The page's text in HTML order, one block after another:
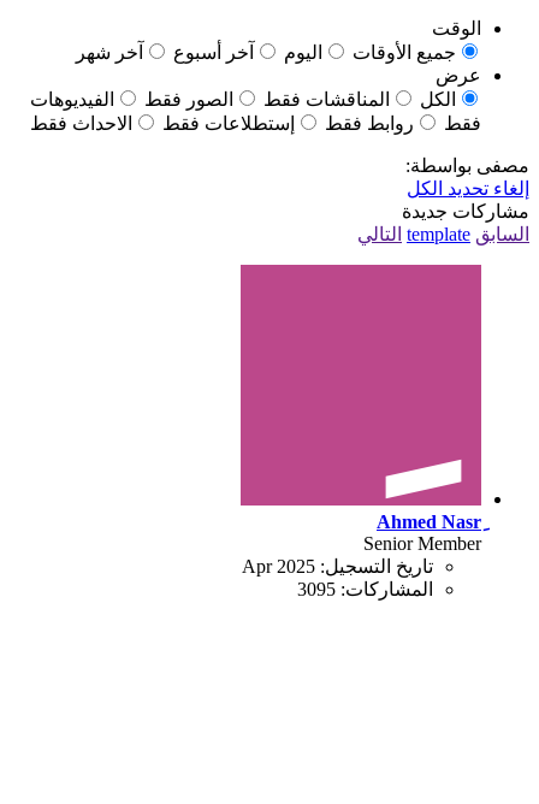
الوقت
جميع الأوقات
اليوم آخر أسبوع
آخر شهر
عرض
الكل
المناقشات فقط الصور فقط
الفيديوهات
فقط
روابط فقط إستطلاعات فقط الاحداث فقط
مصفى بواسطة:
إلغاء تحديد الكل
مشاركات جديدة
السابق template التالي
Senior Member
تاريخ التسجيل: Apr 2025
المشاركات: 3095